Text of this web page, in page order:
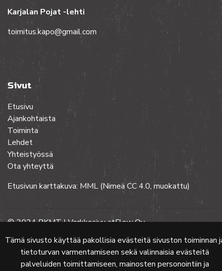
Tämä sivusto käyttää pakollisia evästeitä sivuston toiminnan
tietoturvan varmentamiseen sekä valinnaisia evästeitä
palveluiden toimittamiseen, mainosten personointiin ja
Karjalan Pojat -lehti
toimitus.kapo@gmail.com
Sivut
Etusivu
Ajankohtaista
Toiminta
Lehdet
Yhteistyössä
Ota yhteyttä
Etusivun karttakuva: MML (Nimeä CC 4.0, muokattu)
© 2024 PKMT | VerkkosivuatFlow Oy